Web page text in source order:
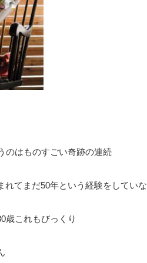
のはものすごい奇跡の連続
れてまだ50年という経験をしてい
歳これもびっくり